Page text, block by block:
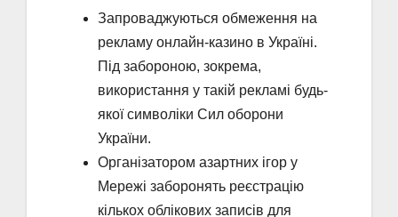
Запроваджуються обмеження на
рекламу онлайн-казино в Україні.
Під забороною, зокрема,
використання у такій рекламі будь-
якої символіки Сил оборони
України.
Організатором азартних ігор у
Мережі заборонять реєстрацію
кількох облікових записів для